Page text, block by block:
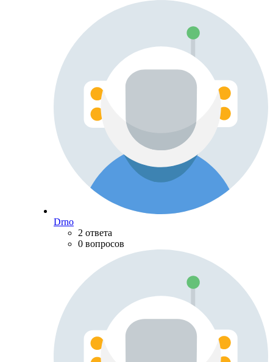
Drno
2 ответа
0 вопросов